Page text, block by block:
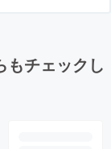
もチェックし